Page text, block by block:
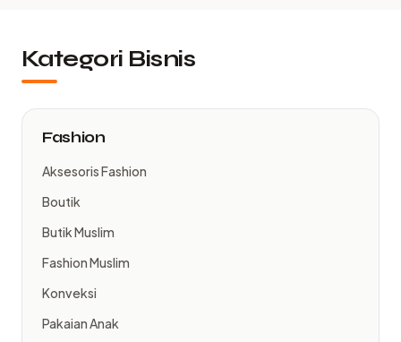
Kategori Bisnis
Fashion
Aksesoris Fashion
Boutik
Butik Muslim
Fashion Muslim
Konveksi
Pakaian Anak